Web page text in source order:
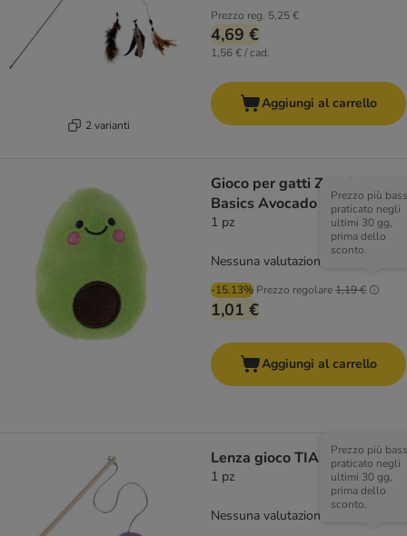
2 varianti
Prezzo reg. 5,25 €
4,69 €
1,56 € / cad.
Aggiungi al carrello
Gioco per gatti Zooplus
Basics Avocado con catnip
1 pz
-15.13% Prezzo regolare1,19 €
Prezzo più
praticato negli
ultimi 30 gg,
prima dello
sconto.
1,01 €
Nessuna valutazione
Aggiungi al carrello
Lenza gioco TIAKI medusa
1 pz
Prezzo più
praticato negli
ultimi 30 gg,
prima dello
sconto.
Nessuna valutazione